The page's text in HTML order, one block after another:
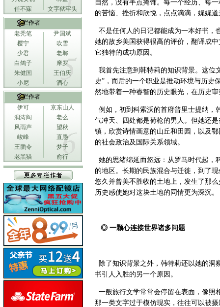
任不寐
文字狱牢头
专栏作者
老秃笔
尹国斌
樱宁
吹雪
少君
老郸
白鸽子
摩罗
朱健国
王伯庆
小尼
酒心
专栏作者
伊可
京东山人
润涛阎
老么
风雨声
望秋
峻峰
直愚
王鹏令
梦子
老黑猫
俞行
自然，没有半点掩饰。每一个经历、每
的苦恼、挫折和欣悦，点点滴滴，娓娓道
不是任何人的日记都能成为一本好书，
她的故乡美国获得很高的评价，翻译成
它独特的成功原因。
我首先注意到韩特莉的知识背景。这位
史”，而后的一个职业是推动环境与历史
然地带着一种睿智的历史眼光，在历史
例如，初到科索沃的首府普里士提纳，
气冲天、四处都是荷枪的男人。但她还
镇，欣赏诗情画意的山丘和田园，以及
的社会政治及国际关系领域。
她的思绪绵延而悠远：从罗马时代起，
的地区。长期的民族混合与迁徙，到了
悠久并曾美不胜收的土地上，发生了那
历史感使她对这块土地的同情更为深沉。
◎ 一颗心连接世界诸多问题
除了知识背景之外，韩特莉还以她的洞
书引人入胜的另一个原因。
一般旅行文学常常会停留在表面，像照
那一类文字过于模仿现实，往往可以被